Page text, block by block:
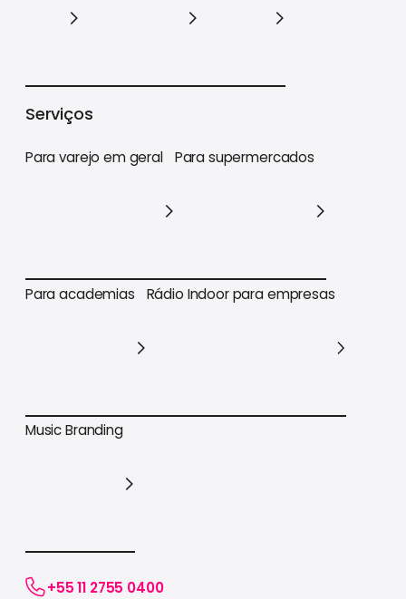
Serviços
Para varejo em geral
Para varejo em geral
Para supermercados
Para supermercados
Para academias
Para academias
Rádio Indoor para empresas
Music Branding
+55 11 2755 0400